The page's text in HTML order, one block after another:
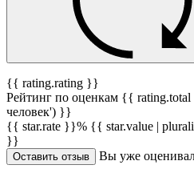
{{ rating.rating }}
Рейтинг по оценкам {{ rating.total
человек') }}
{{ star.rate }}% {{ star.value |
}}
Оставить отзыв Вы уже